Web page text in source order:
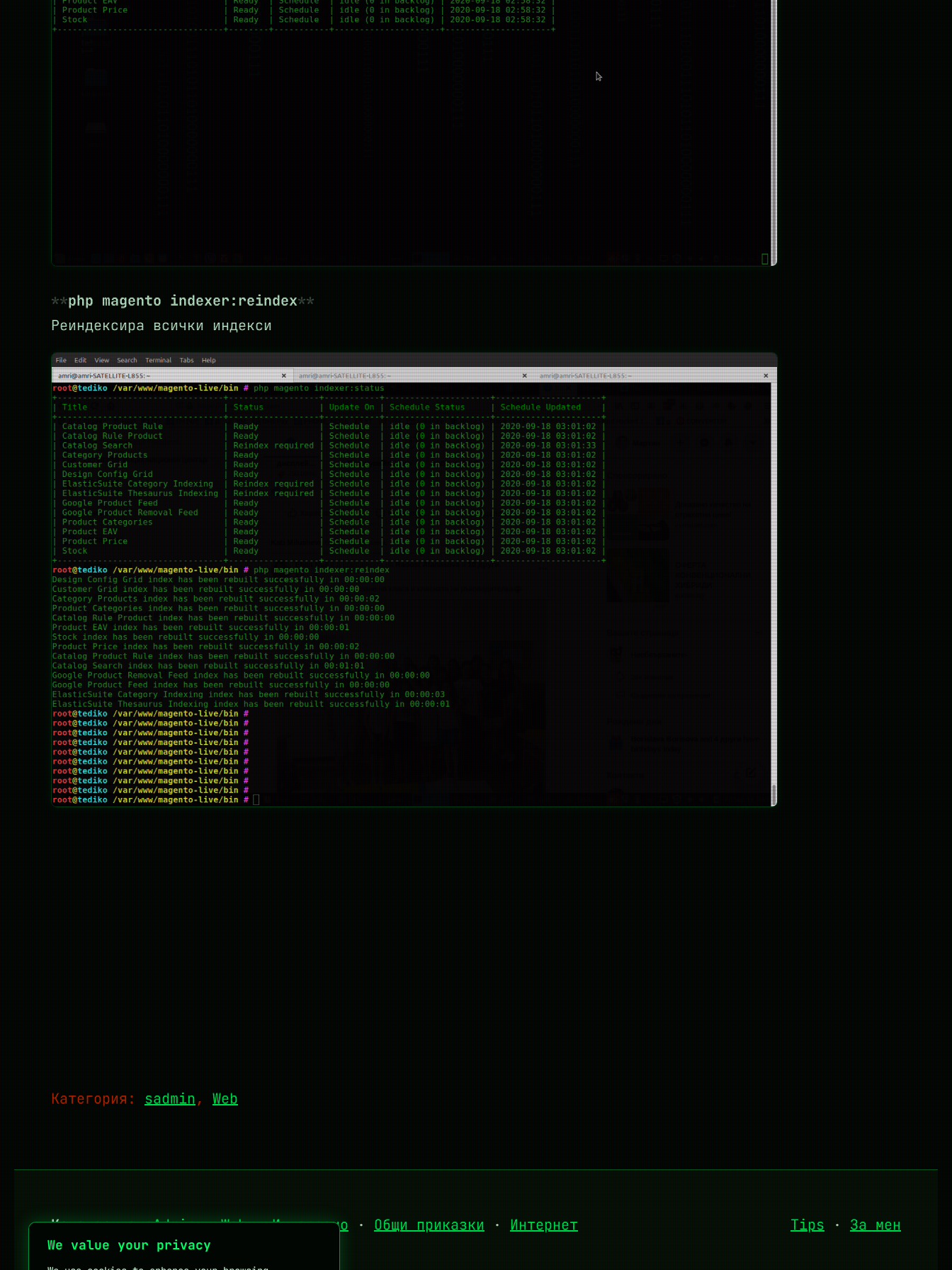
We value your privacy
php magento indexer:reindex
Реиндексира всички индекси
Категория: sadmin, Web
Категории: sAdmin·Web·Интересно · Общи приказки · Интернет Tips · За мен